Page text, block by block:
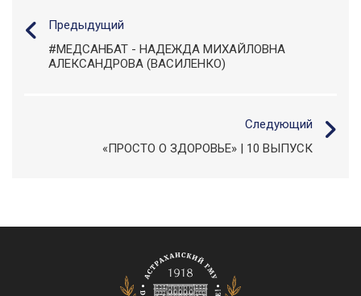
Предыдущий
#МЕДСАНБАТ - НАДЕЖДА МИХАЙЛОВНА
АЛЕКСАНДРОВА (ВАСИЛЕНКО)
Следующий
«ПРОСТО О ЗДОРОВЬЕ» | 10 ВЫПУСК